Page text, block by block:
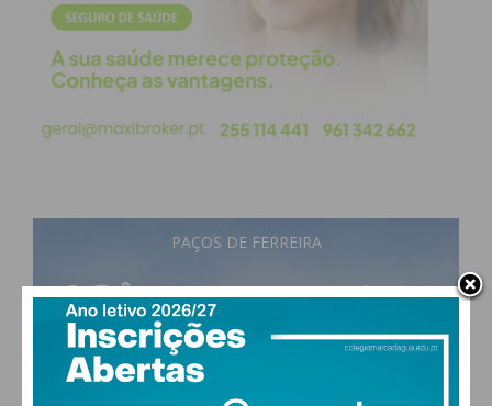
outras partes interessadas relevantes que operam
no setor do mobiliário.
PAÇOS DE FERREIRA
18°
few clouds
vento: 1m/s ESE
MAX 18 • MIN 18